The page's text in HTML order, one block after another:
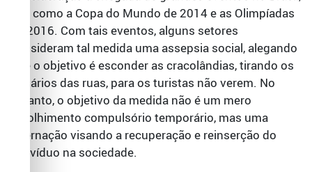
tais como a Copa do Mundo de 2014 e as Olimpíadas
de 2016. Com tais eventos, alguns setores
consideram tal medida uma assepsia social, alegando
que o objetivo é esconder as cracolândias, tirando os
usuários das ruas, para os turistas não verem. No
entanto, o objetivo da medida não é um mero
recolhimento compulsório temporário, mas uma
internação visando a recuperação e reinserção do
indivíduo na sociedade.